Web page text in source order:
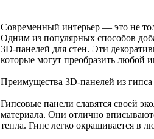
Современный интерьер — это не
Одним из популярных способов
3D-панелей для стен. Эти
которые могут преобразить любой
Преимущества 3D-панелей из гипса
Гипсовые панели славятся своей
материала. Они отлично
тепла. Гипс легко окрашивается в